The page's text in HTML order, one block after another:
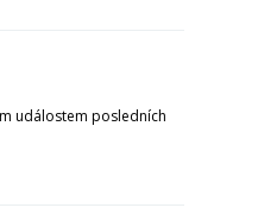
událostem posledních